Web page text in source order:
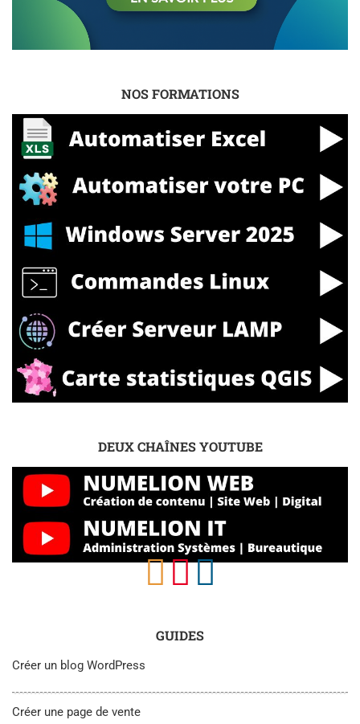
NOS FORMATIONS
DEUX CHAÎNES YOUTUBE
GUIDES
Créer un blog WordPress
Créer une page de vente